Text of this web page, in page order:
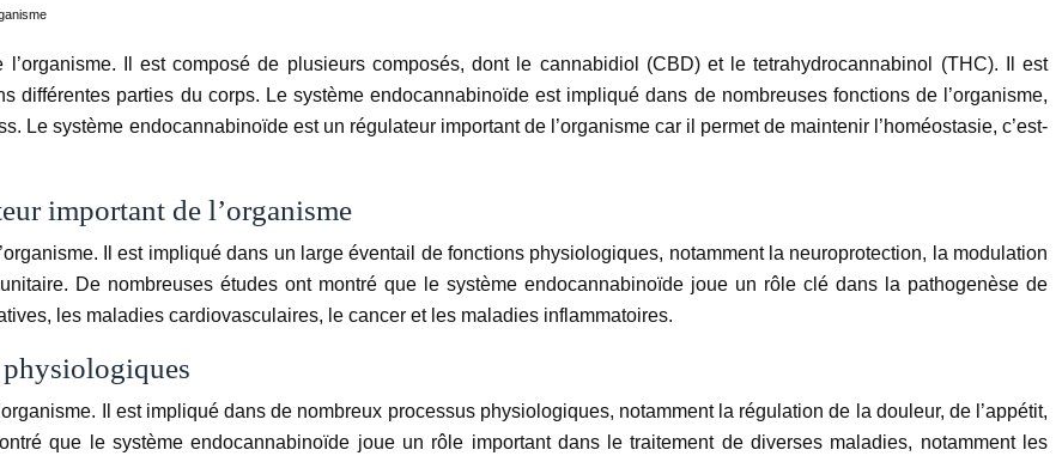
Il est composé de plusieurs composés, dont le cannabidiol (CBD) et le tetrahydrocannabinol (THC). Il est
différentes parties du corps. Le système endocannabinoïde est impliqué dans de nombreuses fonctions de l’organisme,
Le système endocannabinoïde est un régulateur important de l’organisme car il permet de maintenir l’homéostasie, c’est-
important de l’organisme
Il est impliqué dans un large éventail de fonctions physiologiques, notamment la neuroprotection, la modulation
De nombreuses études ont montré que le système endocannabinoïde joue un rôle clé dans la pathogenèse de
les maladies cardiovasculaires, le cancer et les maladies inflammatoires.
Il est impliqué dans de nombreux processus physiologiques, notamment la régulation de la douleur, de l’appétit,
que le système endocannabinoïde joue un rôle important dans le traitement de diverses maladies, notamment les